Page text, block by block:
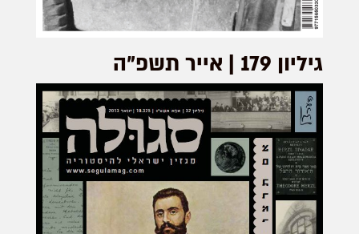
גיליון 179 | אייר תשפ”ה